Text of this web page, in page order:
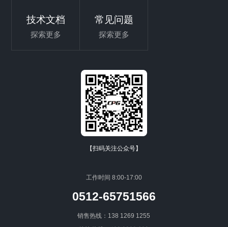
技术文档
探索更多
常见问题
探索更多
【扫码关注公众号】
工作时间 8:00-17:00
0512-65751566
销售热线：138 1269 1255